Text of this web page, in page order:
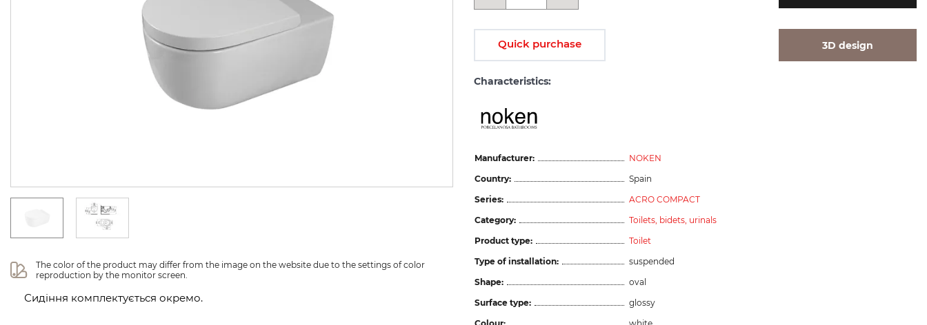
The color of the product may differ from the image on the website due to the settings of color
reproduction by the monitor screen.
Сидіння комплектується окремо.
Quick purchase 3D design
Characteristics:
Manufacturer:
NOKEN
Country:
Spain
Series:
ACRO COMPACT
Category:
Toilets, bidets, urinals
Product type:
Toilet
Type of installation:
suspended
Shape:
oval
Surface type:
glossy